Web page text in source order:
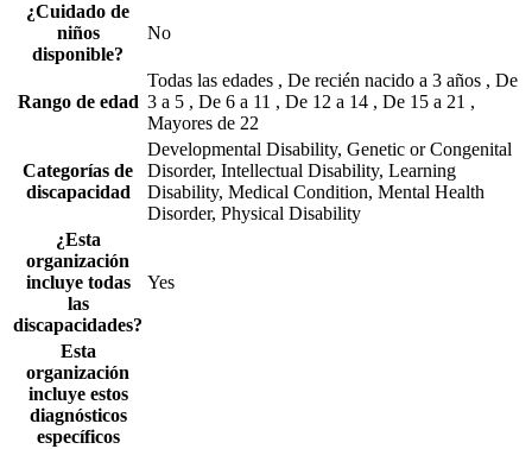
¿Cuidado de
niños
disponible?
No
Rango de edad
Todas las edades , De recién nacido a 3 años , De
3 a 5 , De 6 a 11 , De 12 a 14 , De 15 a 21 ,
Mayores de 22
Categorías de
discapacidad
Developmental Disability, Genetic or Congenital
Disorder, Intellectual Disability, Learning
Disability, Medical Condition, Mental Health
Disorder, Physical Disability
¿Esta
organización
incluye todas
las
discapacidades?
Yes
Esta
organización
incluye estos
diagnósticos
específicos